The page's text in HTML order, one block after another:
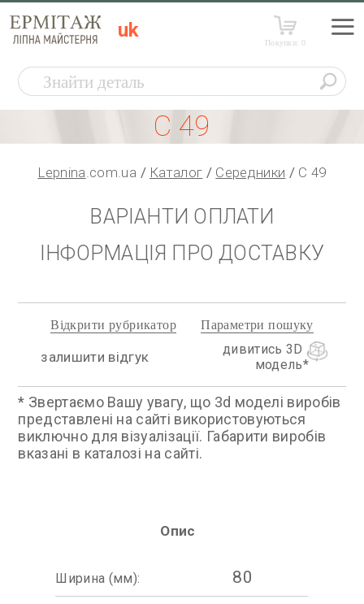
uk
Покупки:0
С 49
Lepnina.com.ua Каталог Середники С 49
ВАРІАНТИ ОПЛАТИ
ІНФОРМАЦІЯ ПРО ДОСТАВКУ
залишити відгук
дивитись 3D
модель
Відкрити рубрикатор Параметри пошуку
* Звертаємо Вашу увагу, що 3d моделі виробів
представлені на сайті використовуються
виключно для візуалізації. Габарити виробів
вказані в каталозі на сайті.
Опис
Ширина (мм): 80